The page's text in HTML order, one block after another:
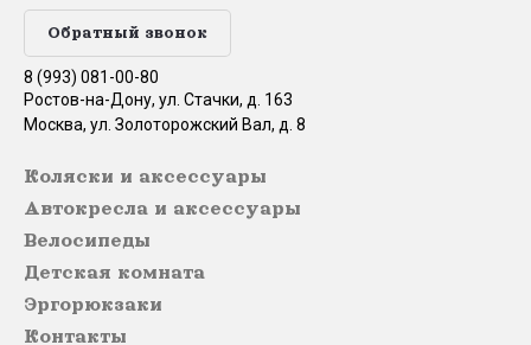
Обратный звонок
8 (993) 081-00-80
Ростов-на-Дону, ул. Стачки, д. 163
Москва, ул. Золоторожский Вал, д. 8
Коляски и аксессуары
Автокресла и аксессуары
Велосипеды
Детская комната
Эргорюкзаки
Контакты